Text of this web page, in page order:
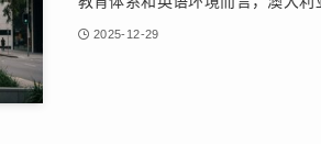
2025-12-29